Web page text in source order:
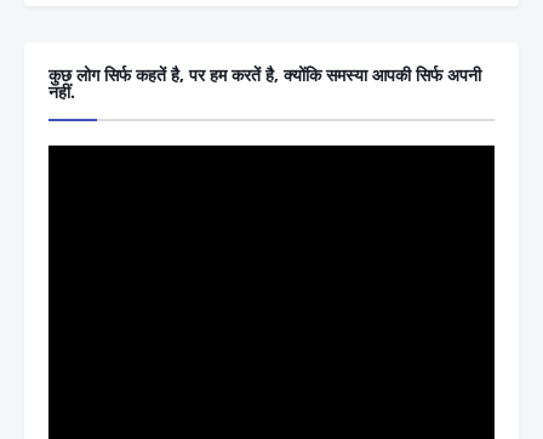
कुछ लोग सिर्फ कहतें है, पर हम करतें है, क्योंकि समस्या आपकी सिर्फ अपनी
नहीं.